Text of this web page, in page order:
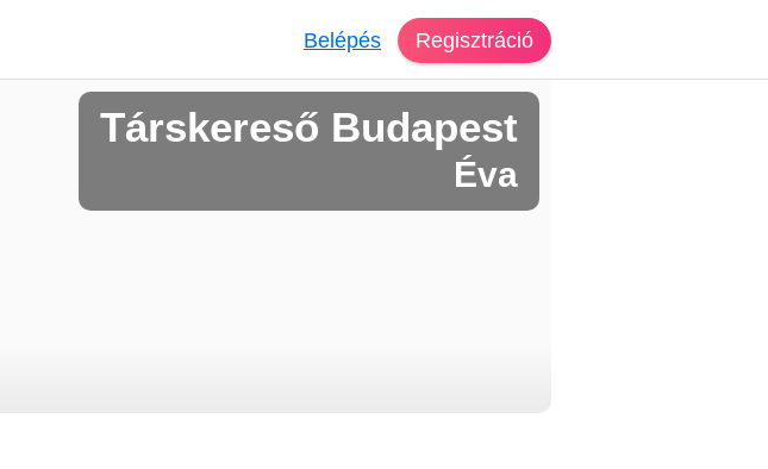
Belépés Regisztráció
Társkereső Budapest
Éva